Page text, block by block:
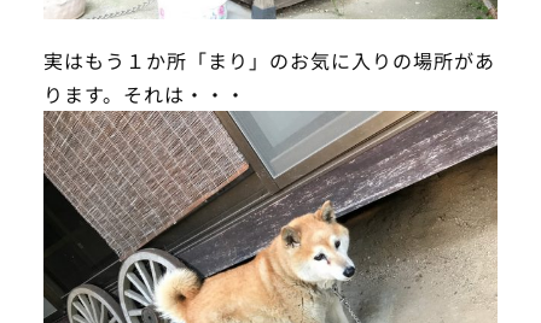
実はもう１か所「まり」のお気に入りの場所があ
ります。それは・・・